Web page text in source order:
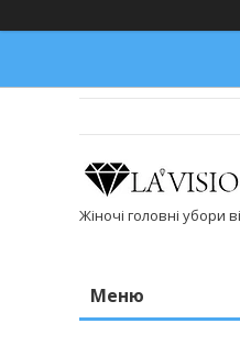
Жіночі головні убори